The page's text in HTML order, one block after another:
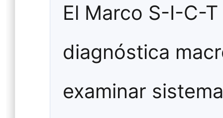
El Marco S-I-C-
diagnóstica
examinar